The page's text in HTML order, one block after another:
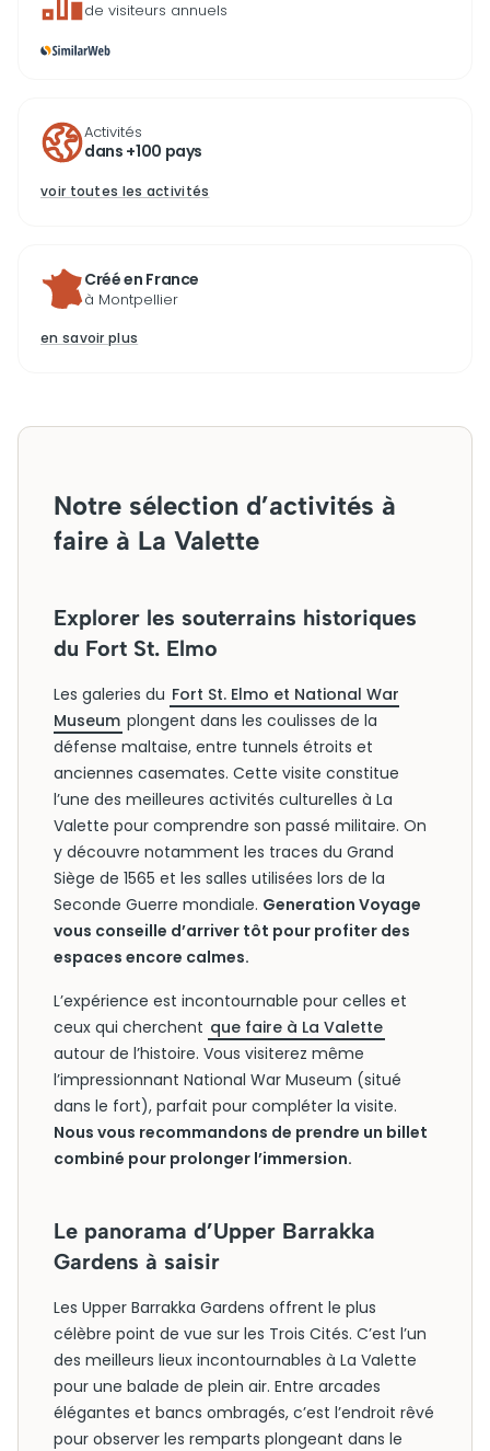
de visiteurs annuels
Activités
dans +100 pays
voir toutes les activités
Créé en France
à Montpellier
en savoir plus
Notre sélection d’activités à
faire à La Valette
Explorer les souterrains historiques
du Fort St. Elmo
Les galeries du Fort St. Elmo et National War
Museum plongent dans les coulisses de la
défense maltaise, entre tunnels étroits et
anciennes casemates. Cette visite constitue
l’une des meilleures activités culturelles à La
Valette pour comprendre son passé militaire. On
y découvre notamment les traces du Grand
Siège de 1565 et les salles utilisées lors de la
Seconde Guerre mondiale. Generation Voyage
vous conseille d’arriver tôt pour profiter des
espaces encore calmes.
L’expérience est incontournable pour celles et
ceux qui cherchent que faire à La Valette
autour de l’histoire. Vous visiterez même
l’impressionnant National War Museum (situé
dans le fort), parfait pour compléter la visite.
Nous vous recommandons de prendre un billet
combiné pour prolonger l’immersion.
Le panorama d’Upper Barrakka
Gardens à saisir
Les Upper Barrakka Gardens offrent le plus
célèbre point de vue sur les Trois Cités. C’est l’un
des meilleurs lieux incontournables à La Valette
pour une balade de plein air. Entre arcades
élégantes et bancs ombragés, c’est l’endroit rêvé
pour observer les remparts plongeant dans le